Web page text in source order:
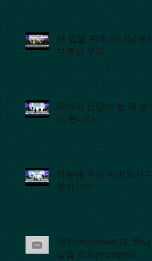
새 일을 위해 하나님께서
부르신 우리
지식이 신앙이 될 때 능력
이 됩니다
하늘에 계신 아버지가 다
행하신다
의지(willpower)로 하나
님을 의지(trust)하라